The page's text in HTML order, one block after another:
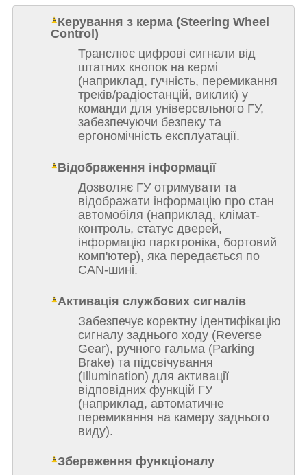
Керування з керма (Steering Wheel
Control)
Транслює цифрові сигнали від
штатних кнопок на кермі
(наприклад, гучність, перемикання
треків/радіостанцій, виклик) у
команди для універсального ГУ,
забезпечуючи безпеку та
ергономічність експлуатації.
Відображення інформації
Дозволяє ГУ отримувати та
відображати інформацію про стан
автомобіля (наприклад, клімат-
контроль, статус дверей,
інформацію парктроніка, бортовий
комп'ютер), яка передається по
CAN-шині.
Активація службових сигналів
Забезпечує коректну ідентифікацію
сигналу заднього ходу (Reverse
Gear), ручного гальма (Parking
Brake) та підсвічування
(Illumination) для активації
відповідних функцій ГУ
(наприклад, автоматичне
перемикання на камеру заднього
виду).
Збереження функціоналу